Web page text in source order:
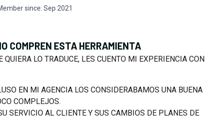
since: Sep 2021
COMPREN ESTA HERRAMIENTA
LO TRADUCE, LES CUENTO MI EXPERIENCIA CON
EN MI AGENCIA LOS CONSIDERABAMOS UNA BUENA
COMPLEJOS.
SERVICIO AL CLIENTE Y SUS CAMBIOS DE PLANES DE